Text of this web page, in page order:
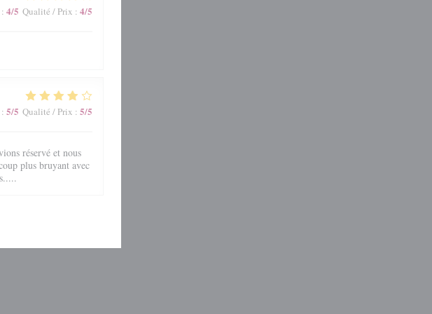
: 4/5 Qualité / Prix : 4/5
: 5/5 Qualité / Prix : 5/5
réservé et nous
plus bruyant avec